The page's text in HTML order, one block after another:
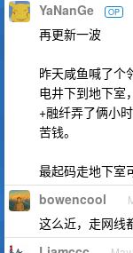
YaNanGe OP
再更新一波
昨天咸鱼喊了个
电井下到地下室
+融纤弄了俩小
苦钱。
最起码走地下室
bowencool
这么近，走网线